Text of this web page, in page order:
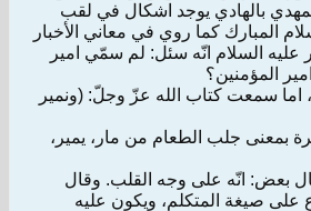
بالهادي يوجد اشكال في لقب
المبارك كما روي في معاني الأخبار
عليه السلام انّه سئل: لم سمّي امير
المؤمنين؟
اما سمعت كتاب الله عزّ وجلّ: (ونمير
بمعنى جلب الطعام من مار، يمير،
بعض: انّه على وجه القلب. وقال
صيغة المتكلم، ويكون عليه